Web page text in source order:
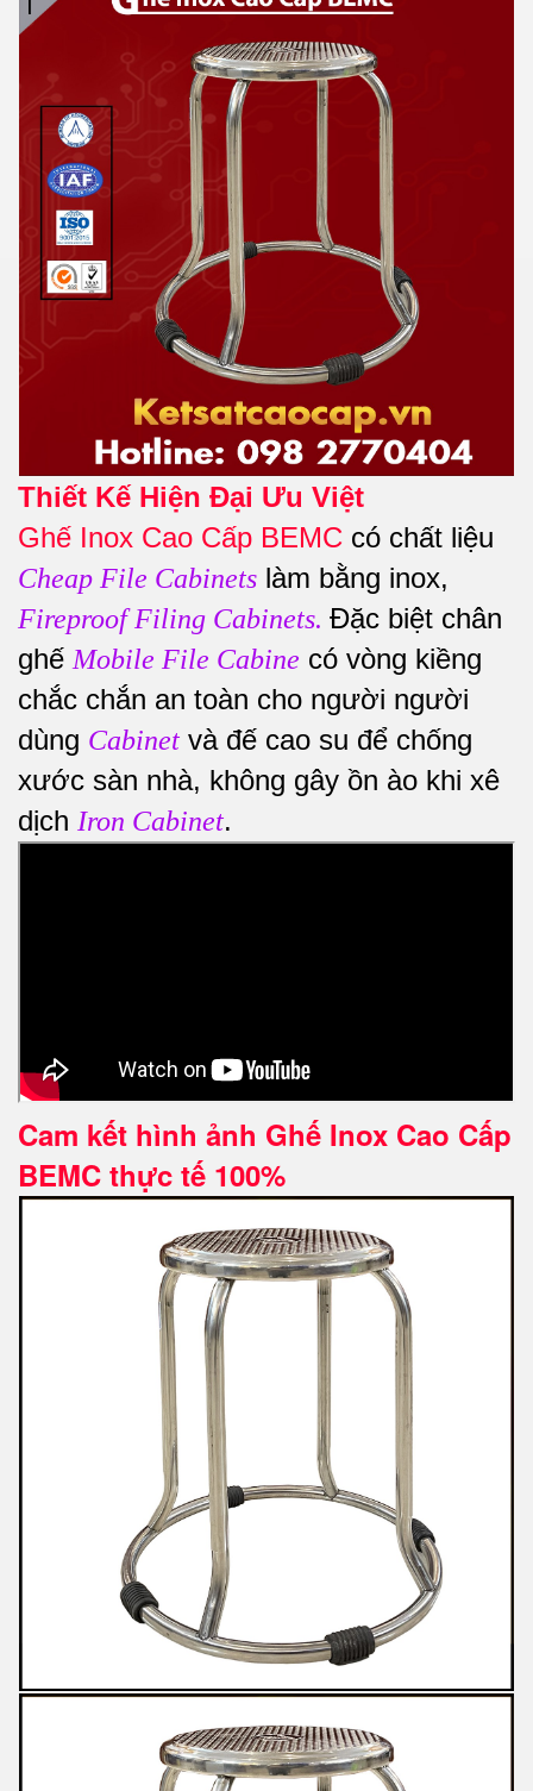
Thiết Kế Hiện Đại Ưu Việt
Ghế Inox Cao Cấp BEMC có chất liệu
Cheap File Cabinets làm bằng inox,
Fireproof Filing Cabinets. Đặc biệt chân
ghế Mobile File Cabine có vòng kiềng
chắc chắn an toàn cho người người
dùng Cabinet và đế cao su để chống
xước sàn nhà, không gây ồn ào khi xê
dịch Iron Cabinet.
Cam kết hình ảnh Ghế Inox Cao Cấp
BEMC thực tế 100%